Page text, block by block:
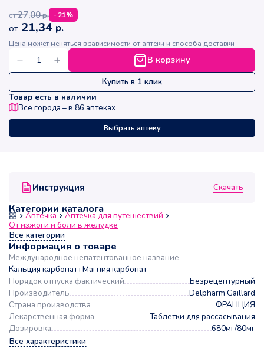
Инструкция Скачать
Категории каталога
Аптечка
Аптечка для путешествий
От изжоги и боли в желудке
Все категории
Информация о товаре
Международное непатентованное название
Кальция карбонат+Магния карбонат
Порядок отпуска фактический
Безрецептурный
Производитель
Delpharm Gaillard
Страна производства
ФРАНЦИЯ
Лекарственная форма
Таблетки для рассасывания
Дозировка
680мг/80мг
Все характеристики
от 27,00р. -21%
от 21,34 р.
Цена может меняться в зависимости от аптеки и способа доставки
В корзину
Купить в 1 клик
Товар есть в наличии
Все города – в 86 аптеках
Выбрать аптеку